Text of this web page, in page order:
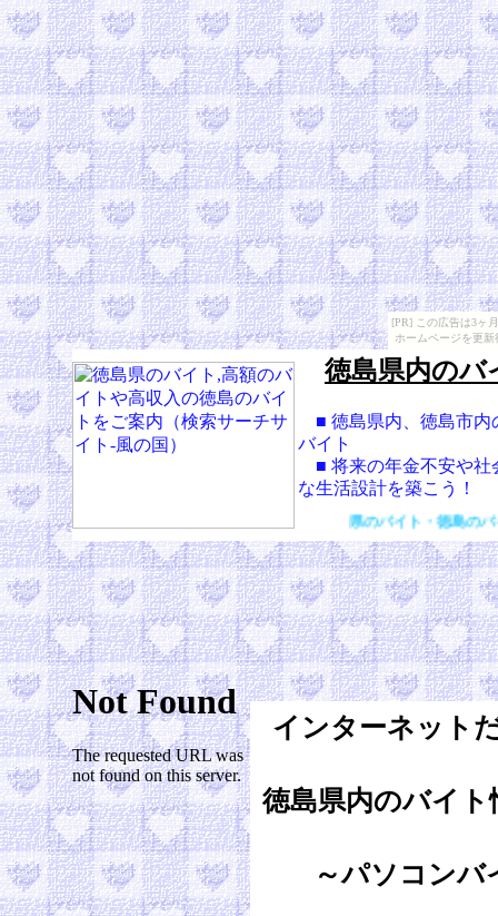
[PR] この広告は3ヶ
ホームページを更
徳島県内のバ
■ 徳島県内、徳島市内
バイト
■ 将来の年金不安や社
な生活設計を築こう！
徳島県のバイト・徳島のバイト-高
インターネット
徳島県内のバイ
～パソコンバ